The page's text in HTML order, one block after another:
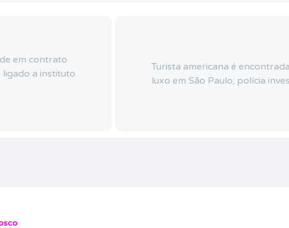
em contrato
ligado a instituto
Turista americana é
luxo em São Paulo; polícia